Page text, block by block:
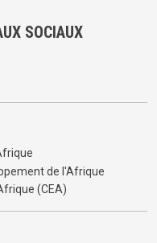
SOCIAUX
de l'Afrique
(CEA)